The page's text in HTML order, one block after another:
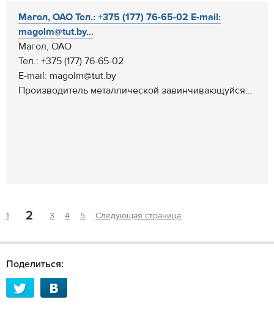
Магол, ОАО Тел.: +375 (177) 76-65-02 E-mail:
magolm@tut.by...
Магол, ОАО
Тел.: +375 (177) 76-65-02
E-mail: magolm@tut.by
Производитель металлической завинчивающуйся...
1 2 3 4 5 Следующая страница
Поделиться: